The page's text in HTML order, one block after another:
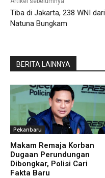
Tiba di Jakarta, 238 WNI dari
Natuna Bungkam
BERITA LAINNYA
Pekanbaru
Makam Remaja Korban
Dugaan Perundungan
Dibongkar, Polisi Cari
Fakta Baru